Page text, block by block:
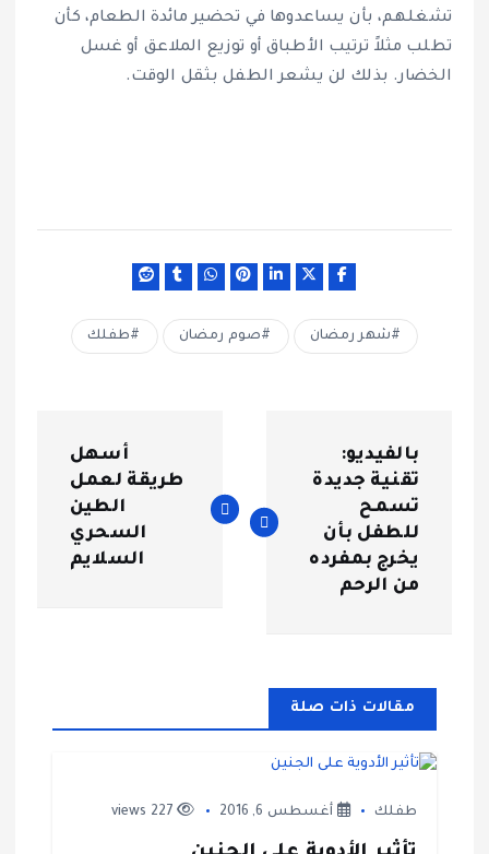
تشغلهم، بأن يساعدوها في تحضير مائدة الطعام، كأن
تطلب مثلاً ترتيب الأطباق أو توزيع الملاعق أو غسل
الخضار. بذلك لن يشعر الطفل بثقل الوقت.
شهر رمضان صوم رمضان طفلك
ص
م
بالفيديو:
تقنية جديدة
تسمح
للطفل بأن
يخرج بمفرده
من الرحم
أسهل
طريقة لعمل
الطين
السحري
السلايم
مقالات ذات صلة
طفلك أغسطس 6, 2016 227 views